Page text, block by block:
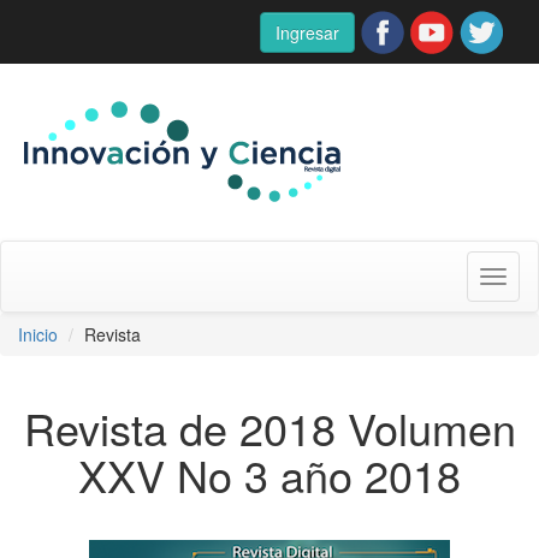
Ingresar
Inicio
Revista
Revista de 2018 Volumen
XXV No 3 año 2018